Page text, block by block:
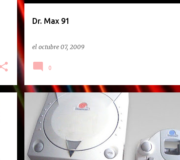
Dr. Max 91
el octubre 07, 2009
0